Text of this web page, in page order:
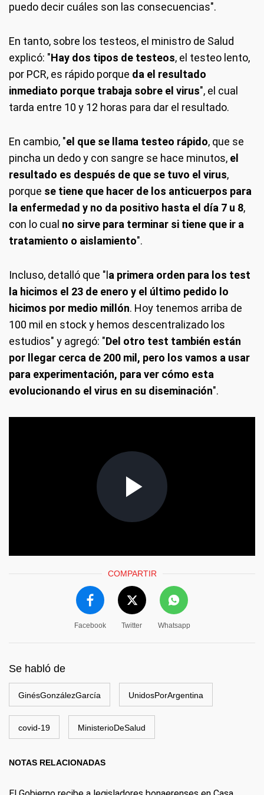
puedo decir cuáles son las consecuencias".
En tanto, sobre los testeos, el ministro de Salud
explicó: "Hay dos tipos de testeos, el testeo lento,
por PCR, es rápido porque da el resultado
inmediato porque trabaja sobre el virus", el cual
tarda entre 10 y 12 horas para dar el resultado.
En cambio, "el que se llama testeo rápido, que se
pincha un dedo y con sangre se hace minutos, el
resultado es después de que se tuvo el virus,
porque se tiene que hacer de los anticuerpos para
la enfermedad y no da positivo hasta el día 7 u 8,
con lo cual no sirve para terminar si tiene que ir a
tratamiento o aislamiento".
Incluso, detalló que "l a primera orden para los test
la hicimos el 23 de enero y el último pedido lo
hicimos por medio millón. Hoy tenemos arriba de
100 mil en stock y hemos descentralizado los
estudios" y agregó: "Del otro test también están
por llegar cerca de 200 mil, pero los vamos a usar
para experimentación, para ver cómo esta
evolucionando el virus en su diseminación".
COMPARTIR
Facebook Twitter Whatsapp
Se habló de
GinésGonzálezGarcía UnidosPorArgentina
covid-19 MinisterioDeSalud
NOTAS RELACIONADAS